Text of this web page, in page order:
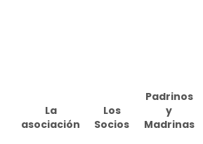
La
asociación
Los
Socios
Padrinos
y
Madrinas